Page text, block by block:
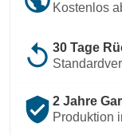
Kostenlos
replay 30 Tage
verified_user 2 Jahre
Produktion